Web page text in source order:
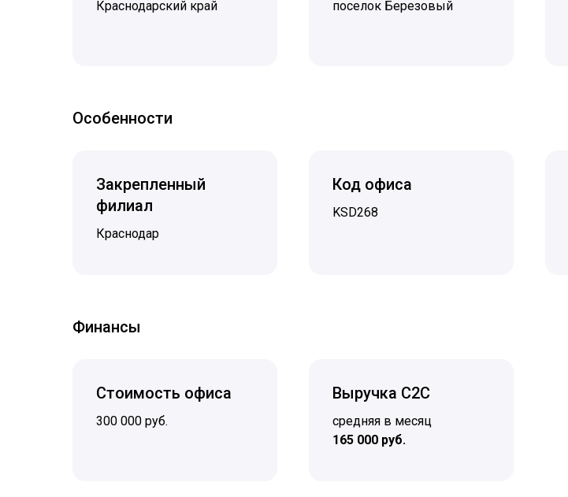
Краснодарский край поселок Березовый
Особенности
Закрепленный
филиал
Краснодар
Код офиса
KSD268
Финансы
Стоимость офиса
300 000 руб.
Выручка C2C
средняя в месяц
165 000 руб.